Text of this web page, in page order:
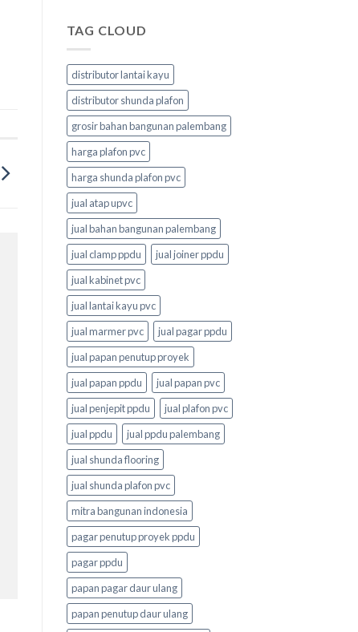
TAG CLOUD
distributor lantai kayu
distributor shunda plafon
grosir bahan bangunan palembang
harga plafon pvc
harga shunda plafon pvc
jual atap upvc
jual bahan bangunan palembang
jual clamp ppdu
jual joiner ppdu
jual kabinet pvc
jual lantai kayu pvc
jual marmer pvc
jual pagar ppdu
jual papan penutup proyek
jual papan ppdu
jual papan pvc
jual penjepit ppdu
jual plafon pvc
jual ppdu
jual ppdu palembang
jual shunda flooring
jual shunda plafon pvc
mitra bangunan indonesia
pagar penutup proyek ppdu
pagar ppdu
papan pagar daur ulang
papan penutup daur ulang